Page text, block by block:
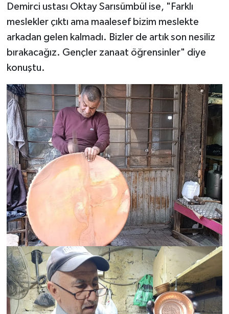
Demirci ustası Oktay Sarısümbül ise, "Farklı
meslekler çıktı ama maalesef bizim meslekte
arkadan gelen kalmadı. Bizler de artık son nesiliz
bırakacağız. Gençler zanaat öğrensinler" diye
konuştu.